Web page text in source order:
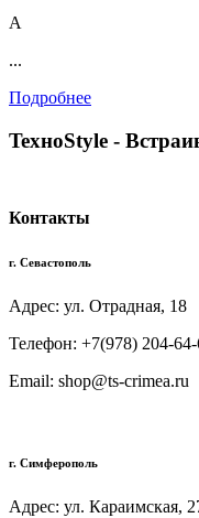
А
...
Подробнее
TexноStyle -
Контакты
г. Севастополь
Адрес: ул. Отрадная, 18
Телефон: +7(978) 204-
Email: shop@ts-crimea.ru
г. Симферополь
Адрес: ул. Караимская,